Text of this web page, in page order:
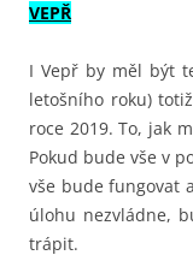
VEPŘ
I Vepř by měl být
letošního roku)
roce 2019. To, jak
Pokud bude vše v
vše bude fungovat
úlohu nezvládne,
trápit.